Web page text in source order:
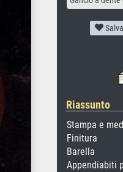
Riassunto
Stampa e
Finitura
Barella
Appendiabiti